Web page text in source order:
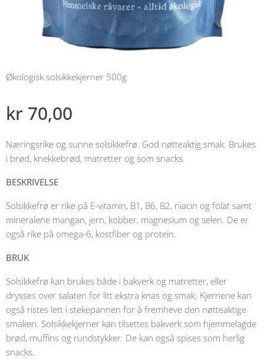
Økologisk solsikkekjerner 500g
kr 70,00
Næringsrike og sunne solsikkefrø. God nøtteaktig smak. Brukes
i brød, knekkebrød, matretter og som snacks.
BESKRIVELSE
Solsikkefrø er rike på E-vitamin, B1, B6, B2, niacin og folat samt
mineralene mangan, jern, kobber, magnesium og selen. De er
også rike på omega-6, kostfiber og protein.
BRUK
Solsikkefrø kan brukes både i bakverk og matretter, eller
drysses over salaten for litt ekstra knas og smak. Kjernene kan
også ristes lett i stekepannen for å fremheve den nøtteaktige
smaken. Solsikkekjerner kan tilsettes bakverk som hjemmelagde
brød, muffins og rundstykker. De kan også spises som herlig
snacks.